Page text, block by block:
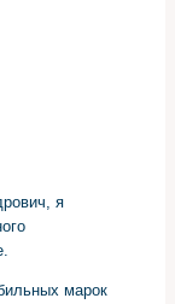
я
марок